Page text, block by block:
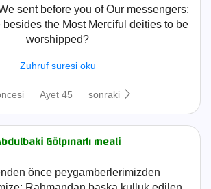
sent before you of Our messengers;
besides the Most Merciful deities to be
worshipped?
Zuhruf suresi oku
Ayet 45 sonraki
Gölpınarlı meali
önce peygamberlerimizden